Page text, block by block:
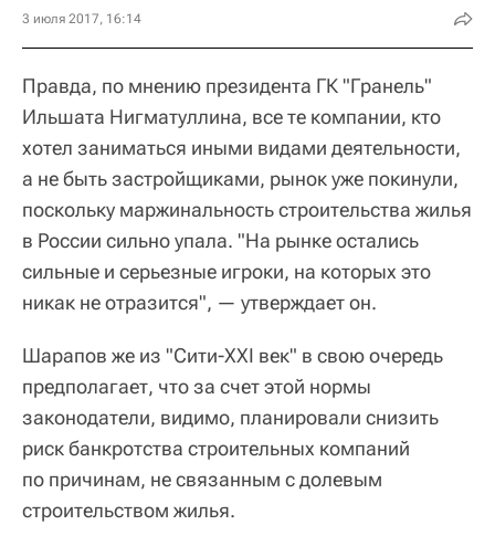
3 июля 2017, 16:14
Правда, по мнению президента ГК "Гранель"
Ильшата Нигматуллина, все те компании, кто
хотел заниматься иными видами деятельности,
а не быть застройщиками, рынок уже покинули,
поскольку маржинальность строительства жилья
в России сильно упала. "На рынке остались
сильные и серьезные игроки, на которых это
никак не отразится", — утверждает он.
Шарапов же из "Сити-XXI век" в свою очередь
предполагает, что за счет этой нормы
законодатели, видимо, планировали снизить
риск банкротства строительных компаний
по причинам, не связанным с долевым
строительством жилья.